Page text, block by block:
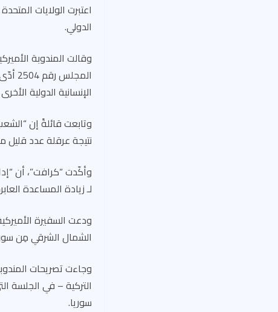
اعتبرت الولايات
الدولي.
وقالت المندوبة
الإنسانية الدولية
وتابعت قائلةً إن
نتيجة عرقلة عدد قليل
وأكّدت “كرافت”، أن
لـ زيادة المساعدة
ودعت السفيرة
الشمال الشرقي مِن
وجاءت تصريحات
التركية – في الجلسة
سوريا.